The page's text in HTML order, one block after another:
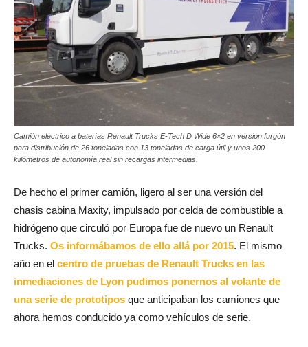
Camión eléctrico a baterías Renault Trucks E-Tech D Wide 6×2 en versión furgón
para distribución de 26 toneladas con 13 toneladas de carga útil y unos 200
kiilómetros de autonomía real sin recargas intermedias.
De hecho el primer camión, ligero al ser una versión del
chasis cabina Maxity, impulsado por celda de combustible a
hidrógeno que circuló por Europa fue de nuevo un Renault
Trucks. Os informábamos de ello allá por 2015. El mismo
año en el centro de pruebas de Renault Trucks en las
inmediaciones de Lyon pudimos ponernos al volante de
una serie de prototipos que anticipaban los camiones que
ahora hemos conducido ya como vehículos de serie.